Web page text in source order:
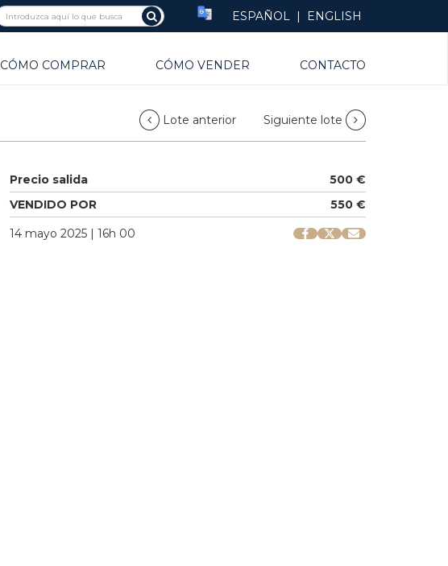
ESPAÑOL | ENGLISH
CÓMO COMPRAR CÓMO VENDER CONTACTO
Lote anterior Siguiente lote
Precio salida
500 €
VENDIDO POR
550 €
14 mayo 2025 | 16h 00